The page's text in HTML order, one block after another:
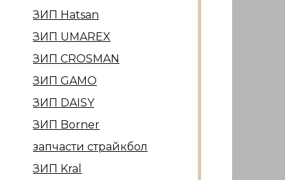
ЗИП Hatsan
ЗИП UMAREX
ЗИП CROSMAN
ЗИП GAMO
ЗИП DAISY
ЗИП Borner
запчасти страйкбол
ЗИП Kral